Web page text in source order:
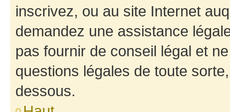
inscrivez, ou au site Internet
demandez une assistance
pas fournir de conseil légal et
questions légales de toute
dessous.